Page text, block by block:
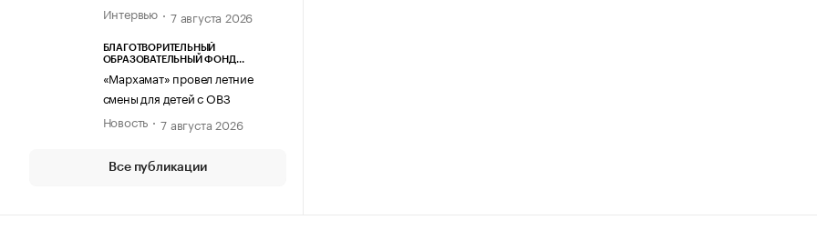
Интервью
7 августа 2026
БЛАГОТВОРИТЕЛЬНЫЙ
ОБРАЗОВАТЕЛЬНЫЙ ФОНД
«Мархамат» провел летние
смены для детей с ОВЗ
Новость
7 августа 2026
Все публикации